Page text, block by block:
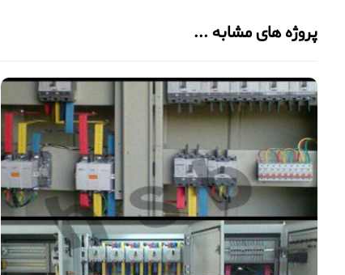
پروژه های مشابه ...